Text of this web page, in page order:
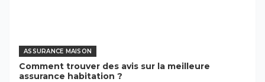
ASSURANCE MAISON
Comment trouver des avis sur la meilleure
assurance habitation ?